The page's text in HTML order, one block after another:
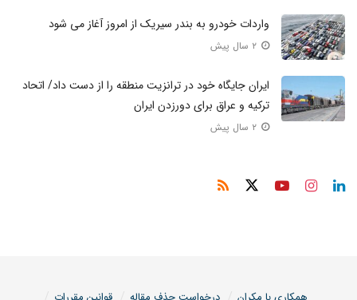
واردات خودرو به بندر سیریک از امروز آغاز می‌ شود
ایران جایگاه خود در ترانزیت منطقه را از دست داد/ اتحاد
ترکیه و عراق برای دورزدن ایران